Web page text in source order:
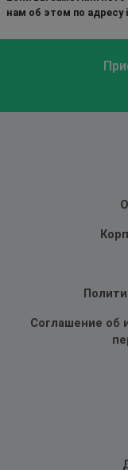
нам об этом по
Соглашение об